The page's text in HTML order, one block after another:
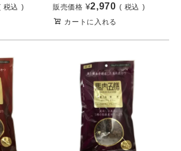
税込
販売価格 ¥2,970
税込
カートに入れる